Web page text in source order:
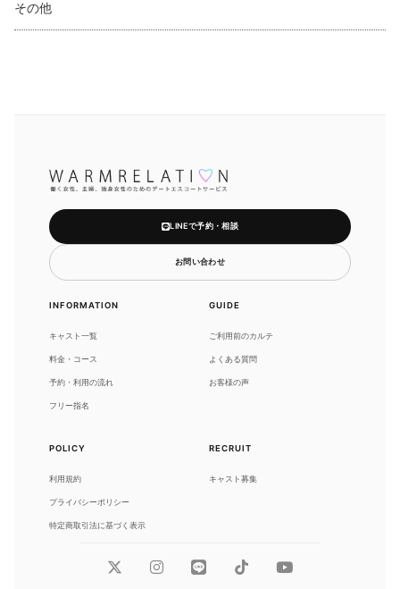
その他
LINEで予約・相談
お問い合わせ
INFORMATION
キャスト一覧
料金・コース
予約・利用の流れ
フリー指名
GUIDE
ご利用前のカルテ
よくある質問
お客様の声
POLICY
利用規約
プライバシーポリシー
特定商取引法に基づく表示
RECRUIT
キャスト募集